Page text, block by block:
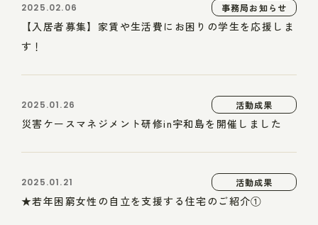
2025.02.06 事務局お知らせ
【入居者募集】家賃や生活費にお困りの学生を応援しま
す！
2025.01.26 活動成果
災害ケースマネジメント研修in宇和島を開催しました
2025.01.21 活動成果
★若年困窮女性の自立を支援する住宅のご紹介①